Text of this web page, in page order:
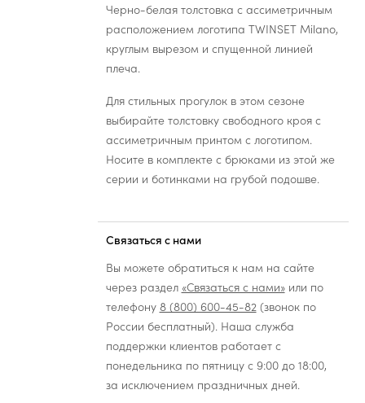
Черно-белая толстовка с ассиметричным
расположением логотипа TWINSET Milano,
круглым вырезом и спущенной линией
плеча.
Для стильных прогулок в этом сезоне
выбирайте толстовку свободного кроя с
ассиметричным принтом с логотипом.
Носите в комплекте с брюками из этой же
серии и ботинками на грубой подошве.
Связаться с нами
Вы можете обратиться к нам на сайте
через раздел «Связаться с нами»или по
телефону 8 (800) 600-45-82(звонок по
России бесплатный). Наша служба
поддержки клиентов работает с
понедельника по пятницу с 9:00 до 18:00,
за исключением праздничных дней.